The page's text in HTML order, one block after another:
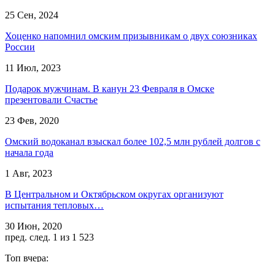
25 Сен, 2024
Хоценко напомнил омским призывникам о двух союзниках
России
11 Июл, 2023
Подарок мужчинам. В канун 23 Февраля в Омске
презентовали Счастье
23 Фев, 2020
Омский водоканал взыскал более 102,5 млн рублей долгов с
начала года
1 Авг, 2023
В Центральном и Октябрьском округах организуют
испытания тепловых…
30 Июн, 2020
пред. след. 1 из 1 523
Топ вчера: